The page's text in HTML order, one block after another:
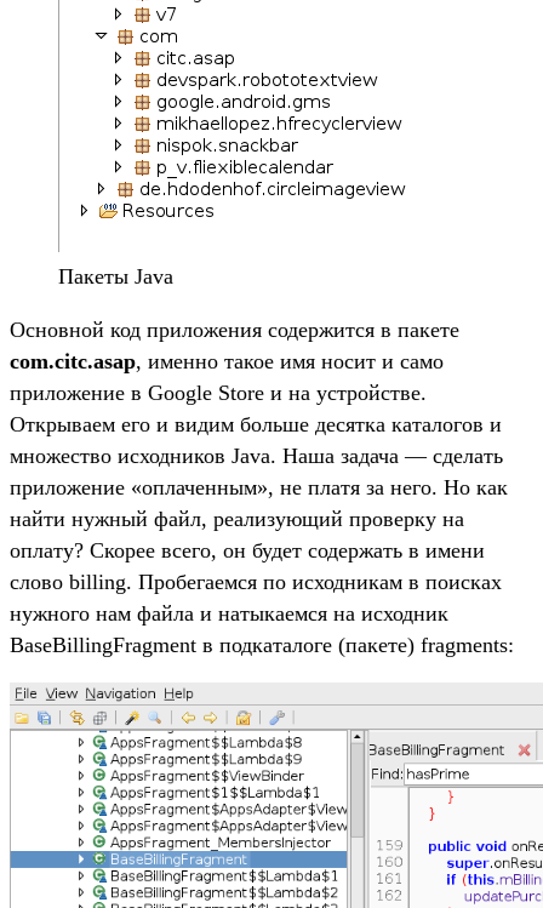
Пакеты Java
Основной код приложения содержится в пакете
com.citc.asap, именно такое имя носит и само
приложение в Google Store и на устройстве.
Открываем его и видим больше десятка каталогов и
множество исходников Java. Наша задача — сделать
приложение «оплаченным», не платя за него. Но как
найти нужный файл, реализующий проверку на
оплату? Скорее всего, он будет содержать в имени
слово billing. Пробегаемся по исходникам в поисках
нужного нам файла и натыкаемся на исходник
BaseBillingFragment в подкаталоге (пакете) fragments: